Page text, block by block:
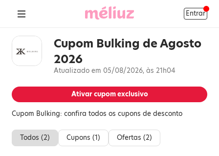
Entrar
Cupom Bulking de Agosto
2026
Atualizado em 05/08/2026, às 21h04
Ativar cupom exclusivo
Cupom Bulking: confira todos os cupons de desconto
Todos (2) Cupons (1) Ofertas (2)